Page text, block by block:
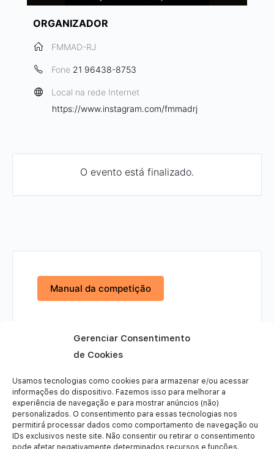
Gerenciar Consentimento
de Cookies
Usamos tecnologias como cookies para armazenar e/ou acessar
informações do dispositivo. Fazemos isso para melhorar a
experiência de navegação e para mostrar anúncios (não)
personalizados. O consentimento para essas tecnologias nos
permitirá processar dados como comportamento de navegação ou
IDs exclusivos neste site. Não consentir ou retirar o consentimento
pode afetar negativamente determinados recursos e funções.
ORGANIZADOR
FMMAD-RJ
Fone 21 96438-8753
Local na rede Internet
https://www.instagram.com/fmmadrj
O evento está finalizado.
Manual da competição
+ Adicionar ao Google Agenda
+ iCal / exportação do Outlook